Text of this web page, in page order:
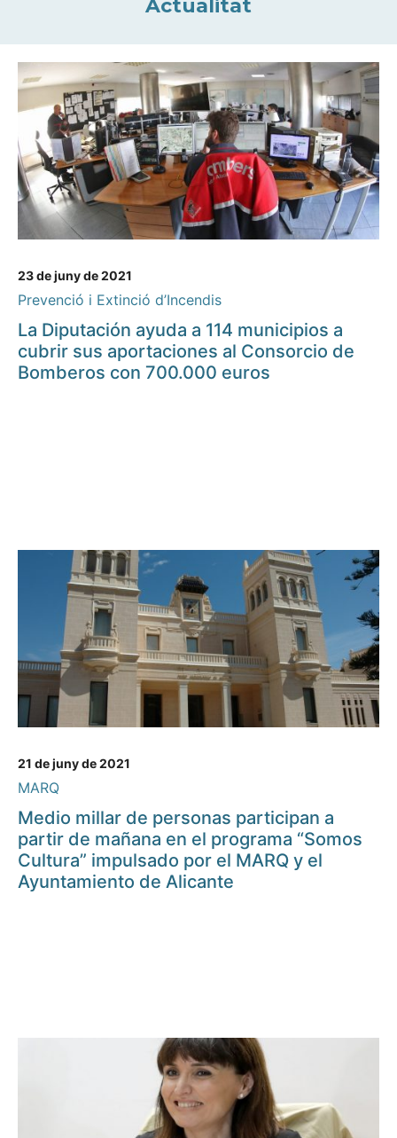
Actualitat
23 de juny de 2021
Prevenció i Extinció d’Incendis
La Diputación ayuda a 114 municipios a
cubrir sus aportaciones al Consorcio de
Bomberos con 700.000 euros
21 de juny de 2021
MARQ
Medio millar de personas participan a
partir de mañana en el programa “Somos
Cultura” impulsado por el MARQ y el
Ayuntamiento de Alicante